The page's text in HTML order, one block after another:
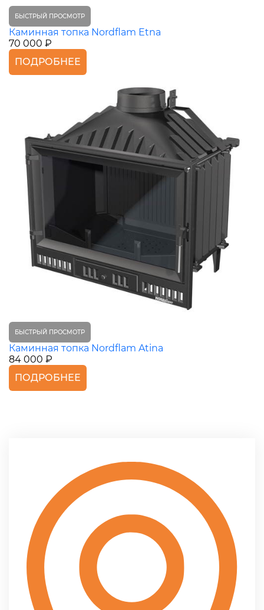
БЫСТРЫЙ ПРОСМОТР
Каминная топка Nordflam Etna
70 000 ₽
ПОДРОБНЕЕ
БЫСТРЫЙ ПРОСМОТР
Каминная топка Nordflam Atina
84 000 ₽
ПОДРОБНЕЕ